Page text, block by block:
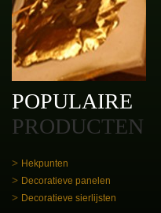
POPULAIRE
PRODUCTEN
Hekpunten
Decoratieve panelen
Decoratieve sierlijsten